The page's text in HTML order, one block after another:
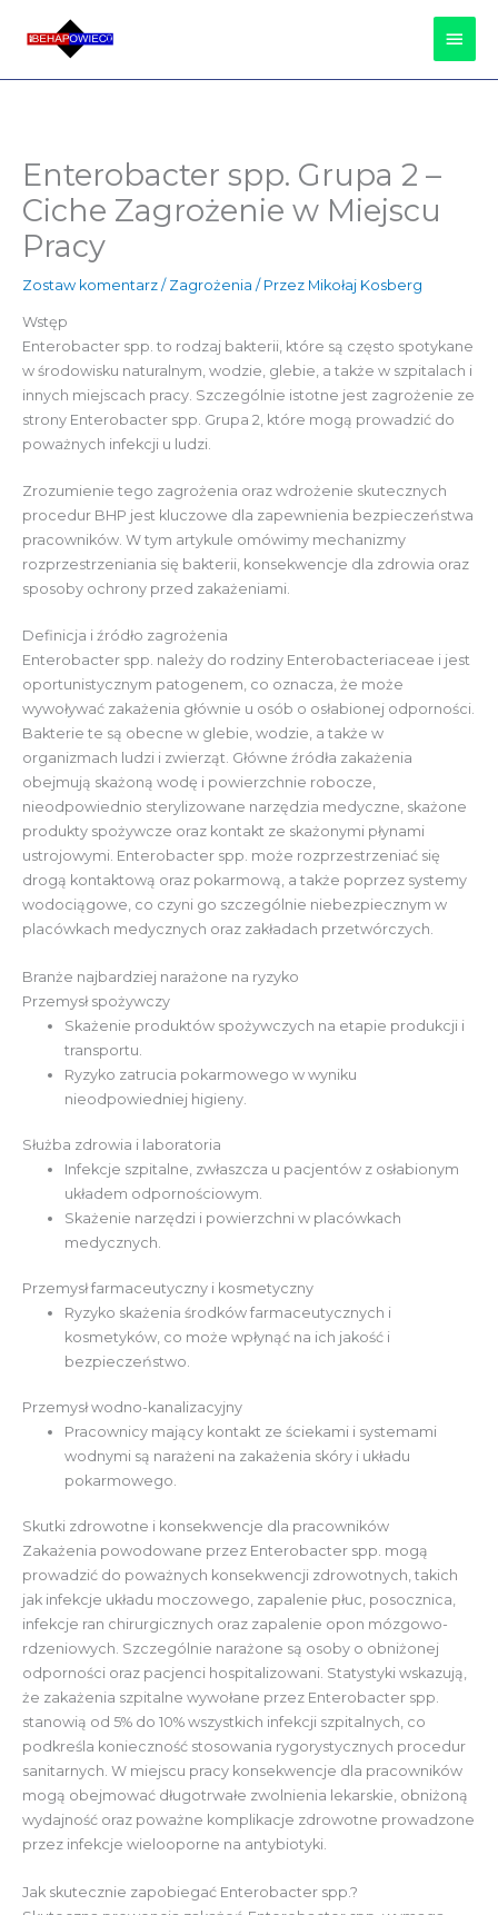
Enterobacter spp. Grupa 2 –
Ciche Zagrożenie w Miejscu
Pracy
Zostaw komentarz / Zagrożenia / Przez Mikołaj Kosberg
Wstęp
Enterobacter spp. to rodzaj bakterii, które są często spotykane
w środowisku naturalnym, wodzie, glebie, a także w szpitalach i
innych miejscach pracy. Szczególnie istotne jest zagrożenie ze
strony Enterobacter spp. Grupa 2, które mogą prowadzić do
poważnych infekcji u ludzi.
Zrozumienie tego zagrożenia oraz wdrożenie skutecznych
procedur BHP jest kluczowe dla zapewnienia bezpieczeństwa
pracowników. W tym artykule omówimy mechanizmy
rozprzestrzeniania się bakterii, konsekwencje dla zdrowia oraz
sposoby ochrony przed zakażeniami.
Definicja i źródło zagrożenia
Enterobacter spp. należy do rodziny Enterobacteriaceae i jest
oportunistycznym patogenem, co oznacza, że może
wywoływać zakażenia głównie u osób o osłabionej odporności.
Bakterie te są obecne w glebie, wodzie, a także w
organizmach ludzi i zwierząt. Główne źródła zakażenia
obejmują skażoną wodę i powierzchnie robocze,
nieodpowiednio sterylizowane narzędzia medyczne, skażone
produkty spożywcze oraz kontakt ze skażonymi płynami
ustrojowymi. Enterobacter spp. może rozprzestrzeniać się
drogą kontaktową oraz pokarmową, a także poprzez systemy
wodociągowe, co czyni go szczególnie niebezpiecznym w
placówkach medycznych oraz zakładach przetwórczych.
Branże najbardziej narażone na ryzyko
Przemysł spożywczy
Skażenie produktów spożywczych na etapie produkcji i
transportu.
Ryzyko zatrucia pokarmowego w wyniku
nieodpowiedniej higieny.
Służba zdrowia i laboratoria
Infekcje szpitalne, zwłaszcza u pacjentów z osłabionym
układem odpornościowym.
Skażenie narzędzi i powierzchni w placówkach
medycznych.
Przemysł farmaceutyczny i kosmetyczny
Ryzyko skażenia środków farmaceutycznych i
kosmetyków, co może wpłynąć na ich jakość i
bezpieczeństwo.
Przemysł wodno-kanalizacyjny
Pracownicy mający kontakt ze ściekami i systemami
wodnymi są narażeni na zakażenia skóry i układu
pokarmowego.
Skutki zdrowotne i konsekwencje dla pracowników
Zakażenia powodowane przez Enterobacter spp. mogą
prowadzić do poważnych konsekwencji zdrowotnych, takich
jak infekcje układu moczowego, zapalenie płuc, posocznica,
infekcje ran chirurgicznych oraz zapalenie opon mózgowo-
rdzeniowych. Szczególnie narażone są osoby o obniżonej
odporności oraz pacjenci hospitalizowani. Statystyki wskazują,
że zakażenia szpitalne wywołane przez Enterobacter spp.
stanowią od 5% do 10% wszystkich infekcji szpitalnych, co
podkreśla konieczność stosowania rygorystycznych procedur
sanitarnych. W miejscu pracy konsekwencje dla pracowników
mogą obejmować długotrwałe zwolnienia lekarskie, obniżoną
wydajność oraz poważne komplikacje zdrowotne prowadzone
przez infekcje wielooporne na antybiotyki.
Jak skutecznie zapobiegać Enterobacter spp.?